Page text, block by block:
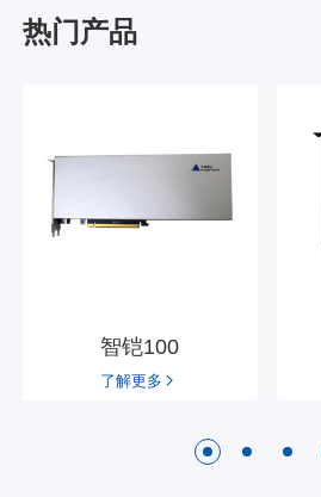
热门产品
智铠100
了解更多